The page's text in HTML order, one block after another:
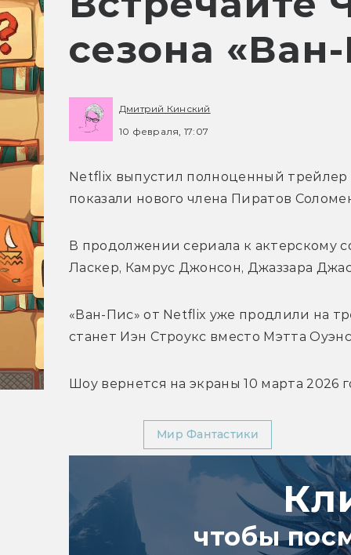
сезона
Дмитрий Кинский
10 февраля, 17:07
Netflix выпустил полноценный трейлер
показали нового члена Пиратов
В продолжении сериала к актерскому
Ласкер, Камрус Джонсон, Джаззара
«Ван-Пис» от Netflix уже продлили на
станет Иэн Строукс вместо Мэтта
Шоу вернется на экраны 10 марта 2026
Мир Фантастики
чтобы